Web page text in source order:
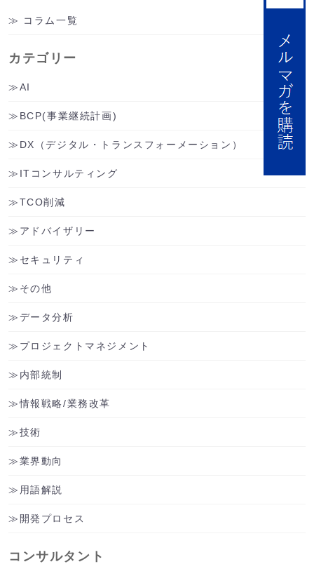
コラム一覧
カテゴリー
AI
BCP(事業継続計画)
DX（デジタル・トランスフォーメーション）
ITコンサルティング
TCO削減
アドバイザリー
セキュリティ
その他
データ分析
プロジェクトマネジメント
内部統制
情報戦略/業務改革
技術
業界動向
用語解説
開発プロセス
コンサルタント